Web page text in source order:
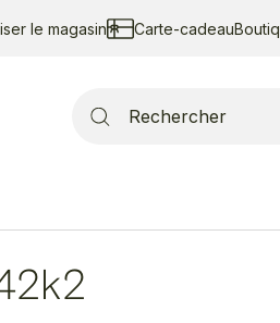
le magasin Carte-cadeau
for: